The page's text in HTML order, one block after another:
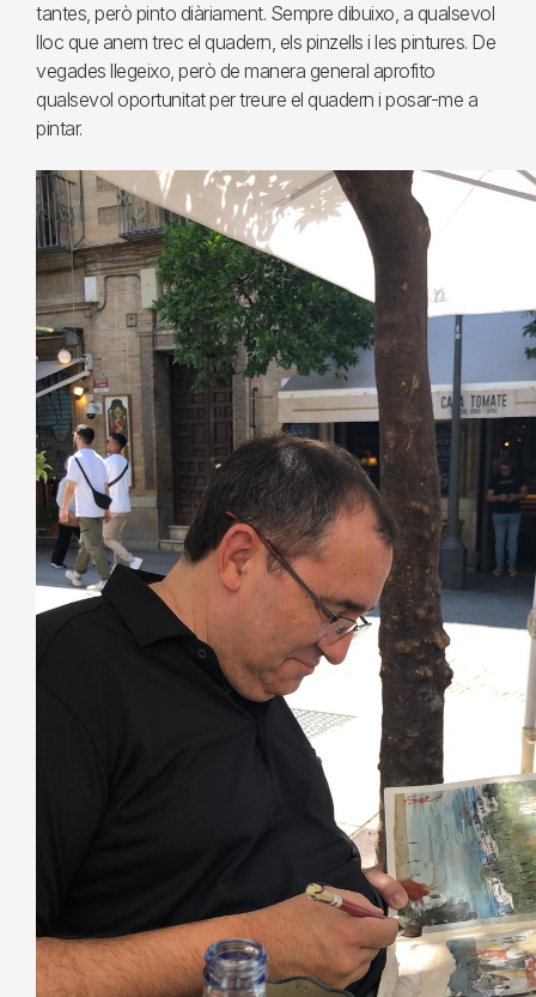
tantes, però pinto diàriament. Sempre dibuixo, a qualsevol
lloc que anem trec el quadern, els pinzells i les pintures. De
vegades llegeixo, però de manera general aprofito
qualsevol oportunitat per treure el quadern i posar-me a
pintar.